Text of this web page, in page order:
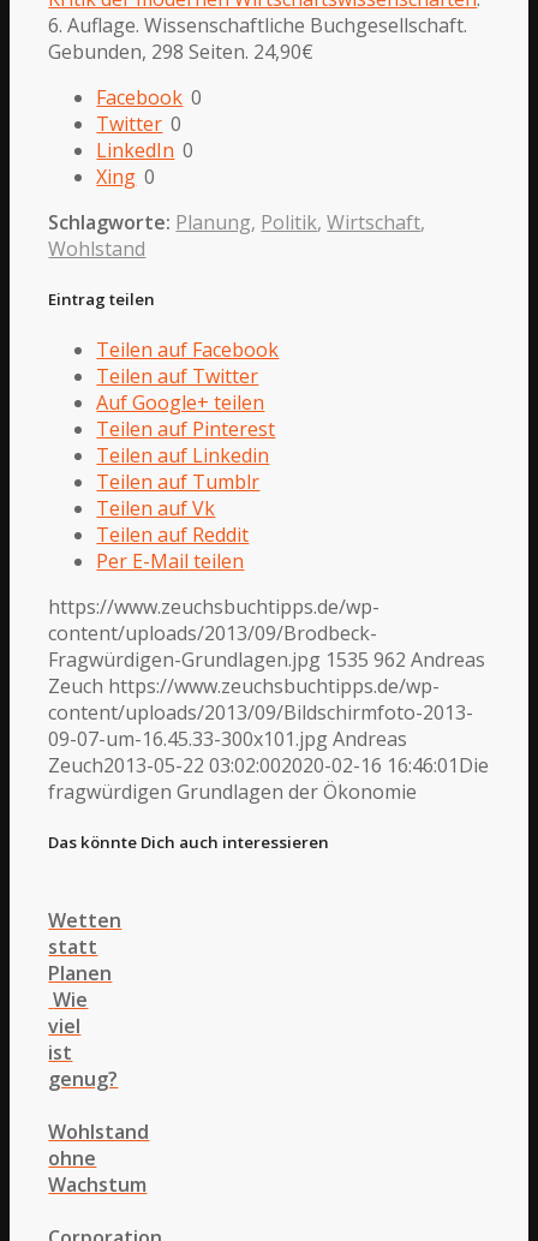
6. Auflage. Wissenschaftliche Buchgesellschaft.
Gebunden, 298 Seiten. 24,90€
Facebook 0
Twitter 0
LinkedIn 0
Xing 0
Schlagworte: Planung, Politik,Wirtschaft,
Wohlstand
Eintrag teilen
Teilen auf Facebook
Teilen auf Twitter
Auf Google+ teilen
Teilen auf Pinterest
Teilen auf Linkedin
Teilen auf Tumblr
Teilen auf Vk
Teilen auf Reddit
Per E-Mail teilen
https://www.zeuchsbuchtipps.de/wp-
content/uploads/2013/09/Brodbeck-
Fragwürdigen-Grundlagen.jpg 1535 962 Andreas
Zeuch https://www.zeuchsbuchtipps.de/wp-
content/uploads/2013/09/Bildschirmfoto-2013-
09-07-um-16.45.33-300x101.jpg Andreas
Zeuch2013-05-22 03:02:002020-02-16 16:46:01Die
fragwürdigen Grundlagen der Ökonomie
Das könnte Dich auch interessieren
Wetten
statt
Planen
Wie
viel
ist
genug?
Wohlstand
ohne
Wachstum